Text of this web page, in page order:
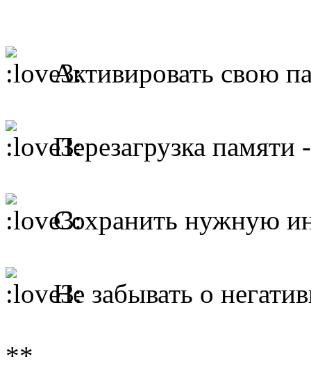
Активировать свою
Перезагрузка памяти
Сохранить нужную
Не забывать о
**